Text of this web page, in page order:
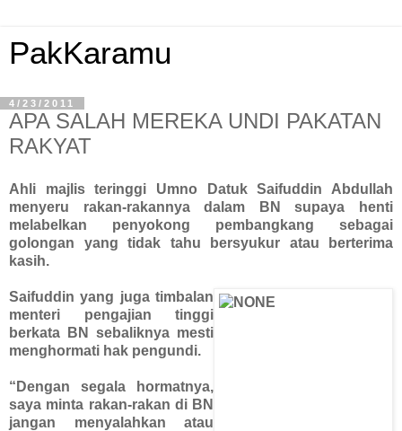
PakKaramu
4/23/2011
APA SALAH MEREKA UNDI PAKATAN
RAKYAT
Ahli majlis teringgi Umno Datuk Saifuddin Abdullah
menyeru rakan-rakannya dalam BN supaya henti
melabelkan penyokong pembangkang sebagai
golongan yang tidak tahu bersyukur atau berterima
kasih.
Saifuddin yang juga timbalan
menteri pengajian tinggi
berkata BN sebaliknya mesti
menghormati hak pengundi.
“Dengan segala hormatnya,
saya minta rakan-rakan di BN
jangan menyalahkan atau